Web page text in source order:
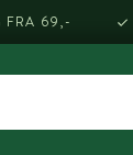
FRA 69,-